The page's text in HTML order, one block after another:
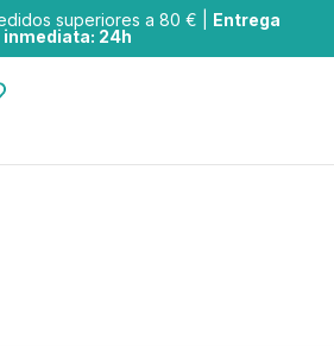
superiores a 80 € | Entrega
inmediata: 24h